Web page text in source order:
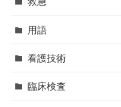
用語
看護技術
臨床検査